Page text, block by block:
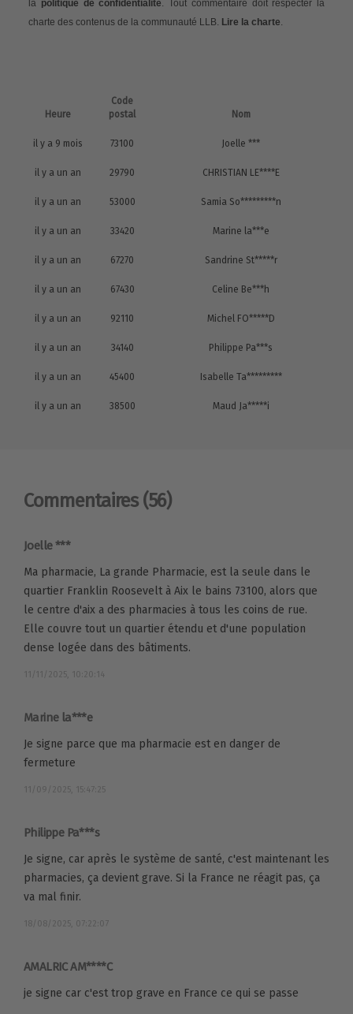
la politique de confidentialité. Tout commentaire doit respecter la
charte des contenus de la communauté LLB. Lire la charte.
Heure
Code
postal
Nom
il y a 9 mois 73100 Joelle ***
il y a un an 29790 CHRISTIAN LE****E
il y a un an 53000 Samia So*********n
il y a un an 33420 Marine la***e
il y a un an 67270 Sandrine St*****r
il y a un an 67430 Celine Be***h
il y a un an 92110 Michel FO*****D
il y a un an 34140 Philippe Pa***s
il y a un an 45400 Isabelle Ta*********
il y a un an 38500 Maud Ja*****i
Commentaires (56)
Joelle ***
Ma pharmacie, La grande Pharmacie, est la seule dans le
quartier Franklin Roosevelt à Aix le bains 73100, alors que
le centre d'aix a des pharmacies à tous les coins de rue.
Elle couvre tout un quartier étendu et d'une population
dense logée dans des bâtiments.
11/11/2025, 10:20:14
Marine la***e
Je signe parce que ma pharmacie est en danger de
fermeture
11/09/2025, 15:47:25
Philippe Pa***s
Je signe, car après le système de santé, c'est maintenant les
pharmacies, ça devient grave. Si la France ne réagit pas, ça
va mal finir.
18/08/2025, 07:22:07
AMALRIC AM****C
je signe car c'est trop grave en France ce qui se passe